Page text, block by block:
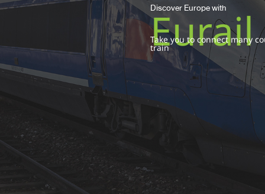
Discover Europe with
Eurail
Take you to connect many
train